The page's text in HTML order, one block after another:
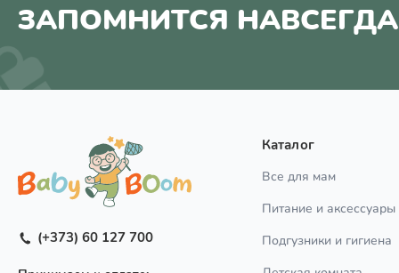
ЗАПОМНИТСЯ
(+373) 60 127 700
Каталог
Все для мам
Питание и аксессуары
Подгузники и гигиена